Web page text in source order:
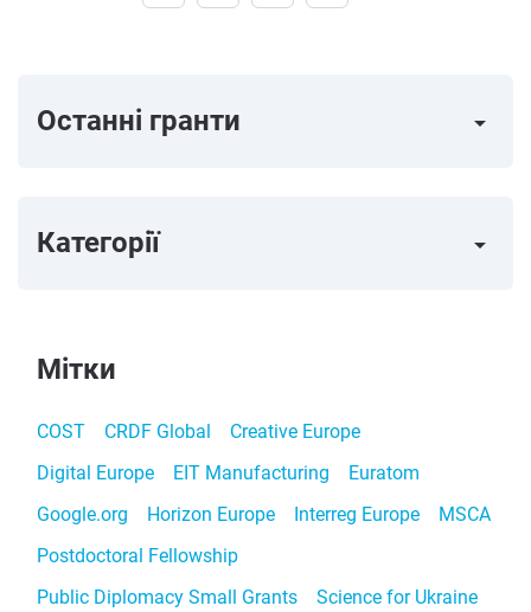
Останні гранти arrow_right
Категорії arrow_right
Мітки
COST CRDF Global
Creative Europe
Digital Europe
EIT Manufacturing
Euratom
Google.org
Horizon Europe Interreg Europe
MSCA
Postdoctoral Fellowship
Public Diplomacy Small Grants
Science for Ukraine